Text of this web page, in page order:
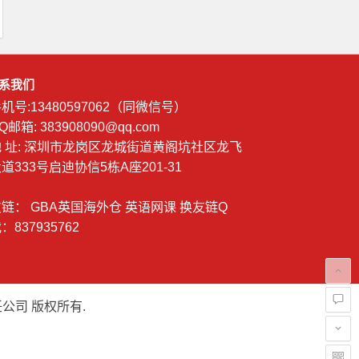
我们
号:13480597062（同微信号）
邮箱: 383908090@qq.com
址: 深圳市龙岗区龙城街道黄阁坑社区龙飞
333号启迪协信5栋A座201-31
： GBA英国海外仓 英语网课 换友链Q
837935762
司 版权所有.